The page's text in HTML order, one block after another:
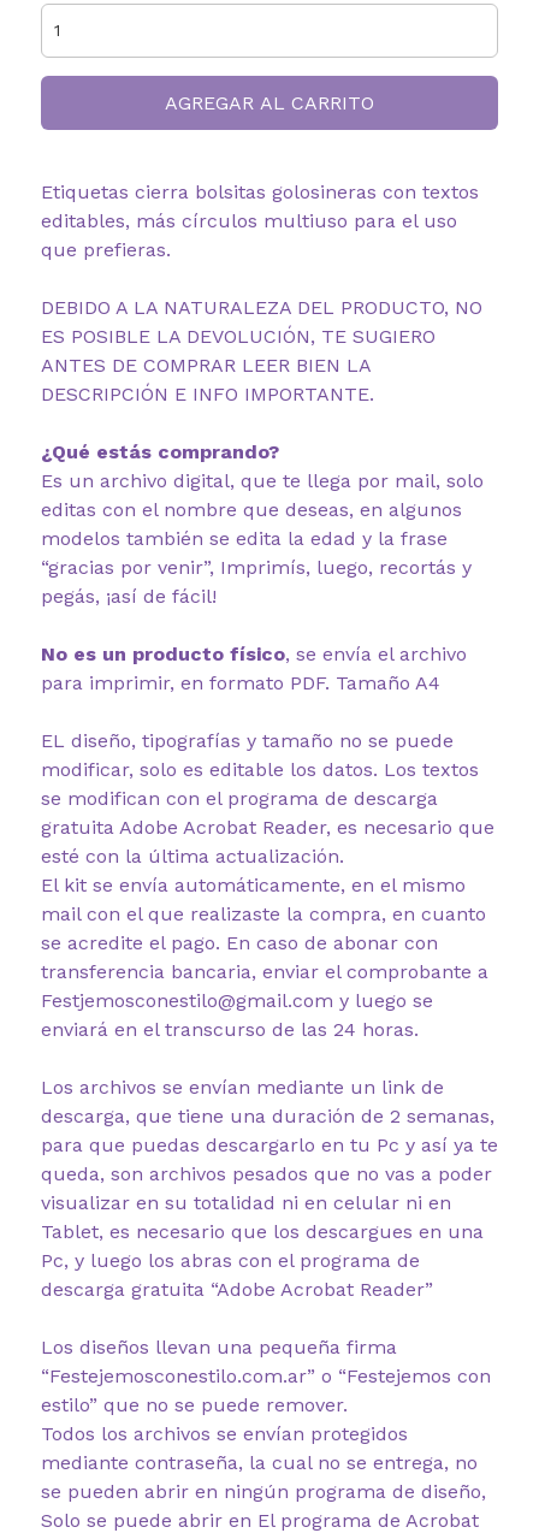
AGREGAR AL CARRITO
Etiquetas cierra bolsitas golosineras con textos
editables, más círculos multiuso para el uso
que prefieras.
DEBIDO A LA NATURALEZA DEL PRODUCTO, NO
ES POSIBLE LA DEVOLUCIÓN, TE SUGIERO
ANTES DE COMPRAR LEER BIEN LA
DESCRIPCIÓN E INFO IMPORTANTE.
¿Qué estás comprando?
Es un archivo digital, que te llega por mail, solo
editas con el nombre que deseas, en algunos
modelos también se edita la edad y la frase
“gracias por venir”, Imprimís, luego, recortás y
pegás, ¡así de fácil!
No es un producto físico, se envía el archivo
para imprimir, en formato PDF. Tamaño A4
EL diseño, tipografías y tamaño no se puede
modificar, solo es editable los datos. Los textos
se modifican con el programa de descarga
gratuita Adobe Acrobat Reader, es necesario que
esté con la última actualización.
El kit se envía automáticamente, en el mismo
mail con el que realizaste la compra, en cuanto
se acredite el pago. En caso de abonar con
transferencia bancaria, enviar el comprobante a
Festjemosconestilo@gmail.com y luego se
enviará en el transcurso de las 24 horas.
Los archivos se envían mediante un link de
descarga, que tiene una duración de 2 semanas,
para que puedas descargarlo en tu Pc y así ya te
queda, son archivos pesados que no vas a poder
visualizar en su totalidad ni en celular ni en
Tablet, es necesario que los descargues en una
Pc, y luego los abras con el programa de
descarga gratuita “Adobe Acrobat Reader”
Los diseños llevan una pequeña firma
“Festejemosconestilo.com.ar” o “Festejemos con
estilo” que no se puede remover.
Todos los archivos se envían protegidos
mediante contraseña, la cual no se entrega, no
se pueden abrir en ningún programa de diseño,
Solo se puede abrir en El programa de Acrobat